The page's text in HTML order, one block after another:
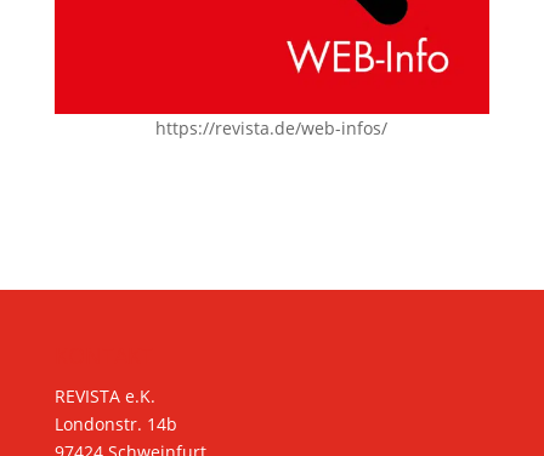
https://revista.de/web-infos/
REVISTA e.K.
Londonstr. 14b
97424 Schweinfurt